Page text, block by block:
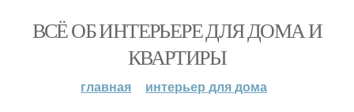
ВСЁ ОБ ИНТЕРЬЕРЕ ДЛЯ ДОМА И
КВАРТИРЫ
главная
интерьер для дома